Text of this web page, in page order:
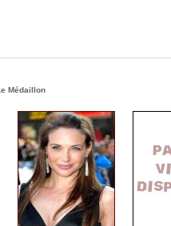
Médaillon